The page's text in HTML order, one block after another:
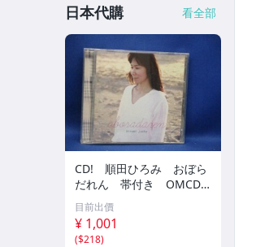
日本代購 看全部
CD! 順田ひろみ おぼら
だれん 帯付き OMCD-1
6 42405
目前出價
¥ 1,001
($218)